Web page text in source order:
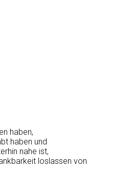
haben,
haben und
nahe ist,
loslassen von